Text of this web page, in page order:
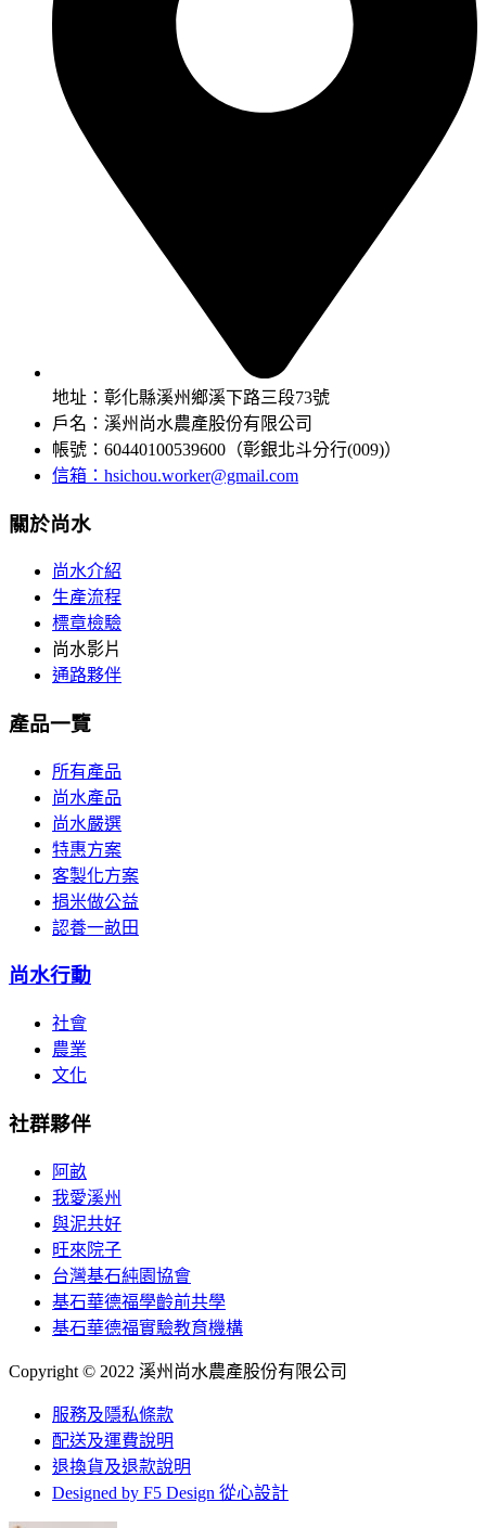
地址：彰化縣溪州鄉溪下路三段73號
戶名：溪州尚水農產股份有限公司
帳號：60440100539600（彰銀北斗分行(009)）
信箱： hsichou.worker@gmail.com
關於尚水
尚水介紹
生產流程
標章檢驗
尚水影片
通路夥伴
產品一覽
所有產品
尚水產品
尚水嚴選
特惠方案
客製化方案
捐米做公益
認養一畝田
尚水行動
社會
農業
文化
社群夥伴
阿畝
我愛溪州
與泥共好
旺來院子
台灣基石純園協會
基石華德福學齡前共學
基石華德福實驗教育機構
Copyright © 2022 溪州尚水農產股份有限公司
服務及隱私條款
配送及運費說明
退換貨及退款說明
Designed by F5 Design 從心設計